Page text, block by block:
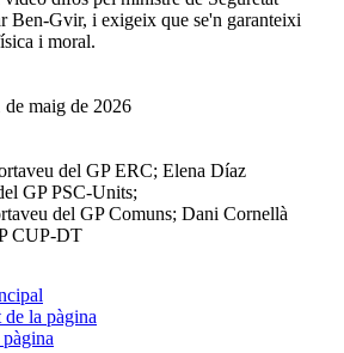
Ben-Gvir, i exigeix que se'n garanteixi
i moral.
de maig de 2026
del GP ERC; Elena Díaz
GP PSC-Units;
del GP Comuns; Dani Cornellà
CUP-DT
la pàgina